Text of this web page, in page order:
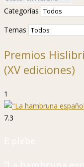
Categorías
Temas
Premios
(XV ediciones)
1
7.3
P. plebe